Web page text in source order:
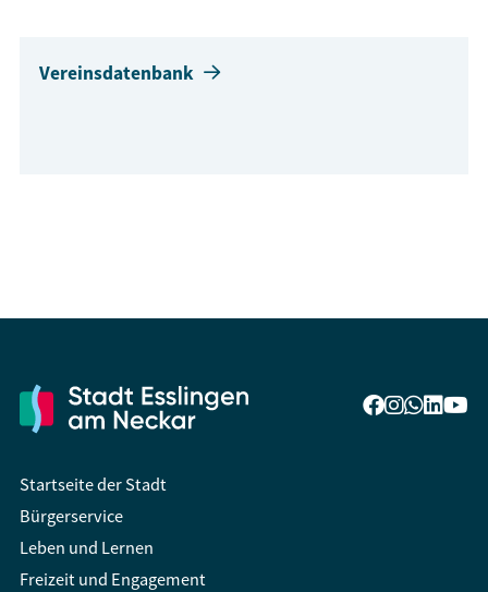
Vereinsdatenbank
Startseite der Stadt
Bürgerservice
Leben und Lernen
Freizeit und Engagement